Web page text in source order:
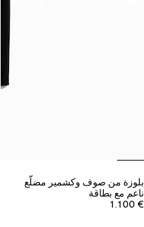
بلوزة من صوف وكشمير مضلّع
ناعم مع بطاقة
€ 1.100